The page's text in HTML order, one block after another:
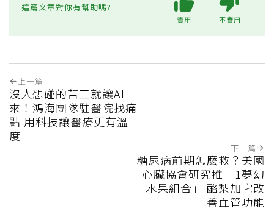
這篇文章對你有幫助嗎?
實用 不實用
上一篇
沒人想碰的苦工就讓AI
來！鴻海團隊駐醫院找痛
點 用科技讓醫療更有溫
度
下一篇
糖尿病前期怎麼救？美國
心臟協會研究推「1夢幻
水果組合」 酪梨加它改
善血管功能